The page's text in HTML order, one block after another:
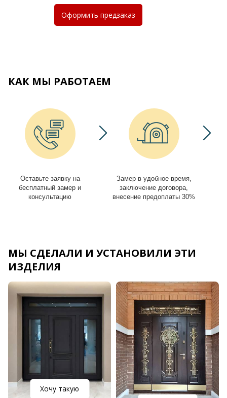
Оформить предзаказ
КАК МЫ РАБОТАЕМ
Оставьте заявку на
бесплатный замер и
консультацию
Замер в удобное время,
заключение договора,
внесение предоплаты 30%
МЫ СДЕЛАЛИ И УСТАНОВИЛИ ЭТИ
ИЗДЕЛИЯ
Хочу такую